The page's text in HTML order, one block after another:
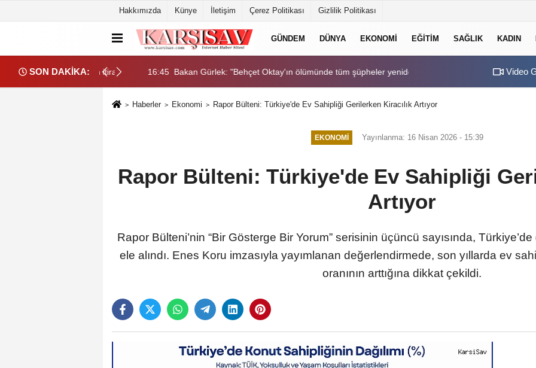
Hakkımızda Künye İletişim Çerez Politikası Gizlilik Politikası
GÜNDEM DÜNYA EKONOMI EĞITIM SAĞLIK KADIN
SON DAKİKA:
suç işlendiğinin itirafıdır” 16:45 Bakan Gürlek: "Behçet Oktay'ın ölümünde tüm şüpheler yeniden ve kapsamlı biçimde incelenecek"
TBMM Genel
Video
Haberler Ekonomi Rapor Bülteni: Türkiye'de Ev Sahipliği Gerilerken Kiracılık Artıyor
EKONOMI Yayınlanma: 16 Nisan 2026 - 15:39
Rapor Bülteni: Türkiye'de Ev Sahipliği
Artıyor
Rapor Bülteni’nin “Bir Gösterge Bir Yorum” serisinin üçüncü sayısında,
ele alındı. Enes Koru imzasıyla yayımlanan değerlendirmede, son yıllarda ev
oranının arttığına dikkat çekildi.